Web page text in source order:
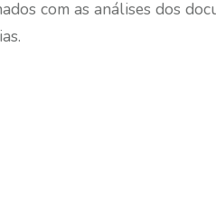
com as análises dos